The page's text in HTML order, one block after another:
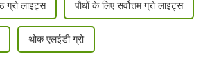
ग्रो लाइट्स पौधों के लिए सर्वोत्तम ग्रो लाइट्स
थोक एलईडी ग्रो